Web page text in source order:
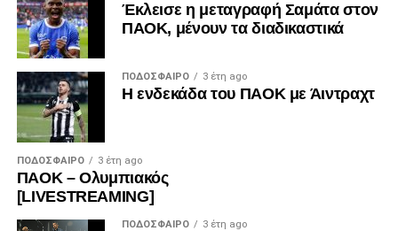
Έκλεισε η μεταγραφή Σαμάτα στον
ΠΑΟΚ, μένουν τα διαδικαστικά
ΠΟΔΌΣΦΑΙΡΟ 3 έτη ago
Η ενδεκάδα του ΠΑΟΚ με Άιντραχτ
ΠΟΔΌΣΦΑΙΡΟ 3 έτη ago
ΠΑΟΚ – Ολυμπιακός
[LIVESTREAMING]
ΠΟΔΌΣΦΑΙΡΟ 3 έτη ago